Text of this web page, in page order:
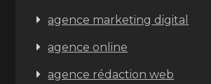
agence marketing digital
agence online
agence rédaction web